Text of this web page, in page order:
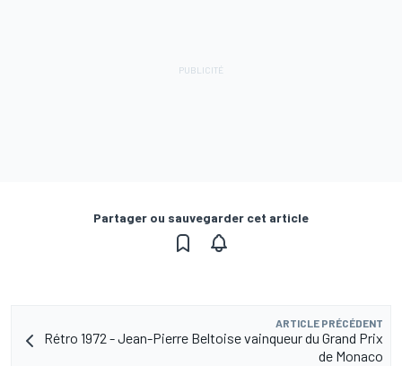
Partager ou sauvegarder cet article
ARTICLE PRÉCÉDENT
Rétro 1972 - Jean-Pierre Beltoise vainqueur du Grand Prix
de Monaco